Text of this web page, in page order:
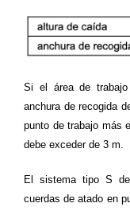
Si el área de
anchura de recogida
punto de trabajo más
debe exceder de 3 m.
El sistema tipo S
cuerdas de atado en